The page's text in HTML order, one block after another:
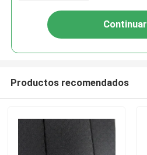
Continuar
Productos recomendados